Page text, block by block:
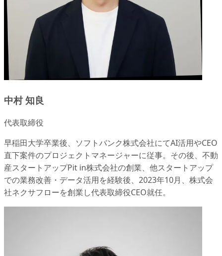
中村 知良
代表取締役
早稲田大学卒業後、ソフトバンク株式会社にてAI活用やCEO
直下案件のプロジェクトマネージャーに従事。その後、不動
産スタートアップPit in株式会社の創業、他スタートアップ
での業務改善・データ活用を経験後、2023年10月、株式会
社ネクサフローを創業し代表取締役CEO就任。